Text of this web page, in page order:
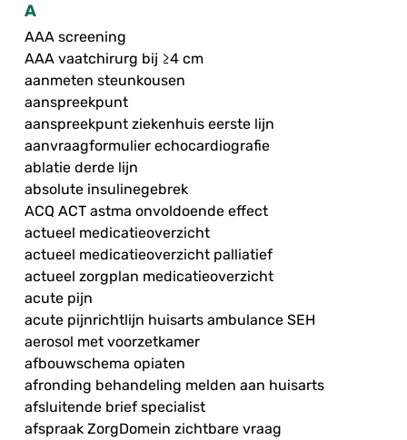
A
AAA screening
AAA vaatchirurg bij ≥4 cm
aanmeten steunkousen
aanspreekpunt
aanspreekpunt ziekenhuis eerste lijn
aanvraagformulier echocardiografie
ablatie derde lijn
absolute insulinegebrek
ACQ ACT astma onvoldoende effect
actueel medicatieoverzicht
actueel medicatieoverzicht palliatief
actueel zorgplan medicatieoverzicht
acute pijn
acute pijnrichtlijn huisarts ambulance SEH
aerosol met voorzetkamer
afbouwschema opiaten
afronding behandeling melden aan huisarts
afsluitende brief specialist
afspraak ZorgDomein zichtbare vraag